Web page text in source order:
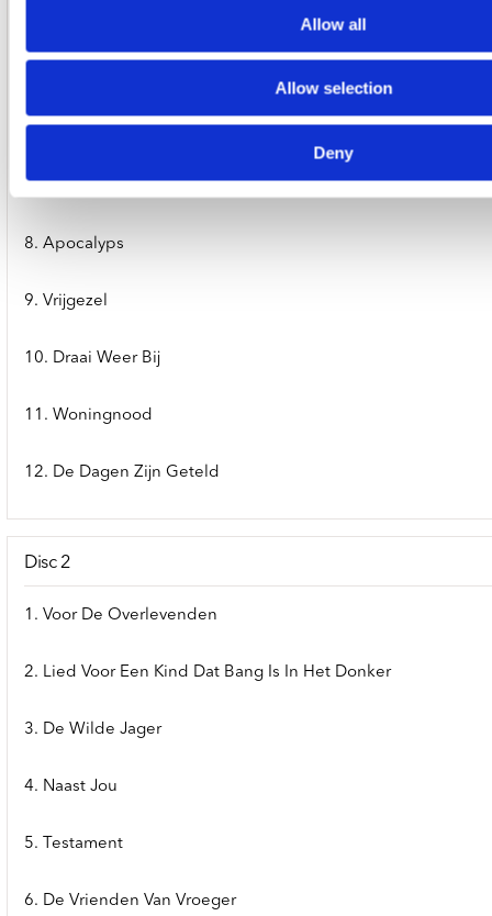
Allow all
Allow selection
Deny
6. Welterusten Mijnheer De President
7. Een Meisje Van Zestien
8. Apocalyps
9. Vrijgezel
10. Draai Weer Bij
11. Woningnood
12. De Dagen Zijn Geteld
Disc 2
1. Voor De Overlevenden
2. Lied Voor Een Kind Dat Bang Is In Het Donker
3. De Wilde Jager
4. Naast Jou
5. Testament
6. De Vrienden Van Vroeger